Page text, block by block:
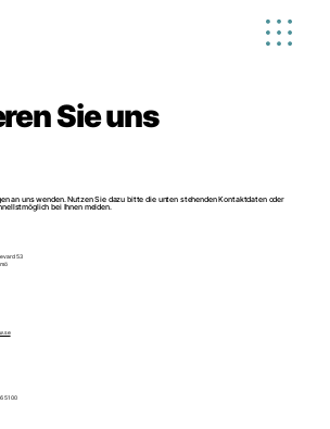
Sie uns
an uns wenden. Nutzen Sie dazu bitte die unten stehenden Kontaktdaten oder
bei Ihnen melden.
53
51 00